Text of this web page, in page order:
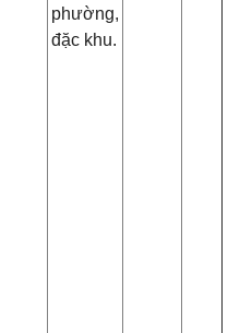
phường,
đặc khu.